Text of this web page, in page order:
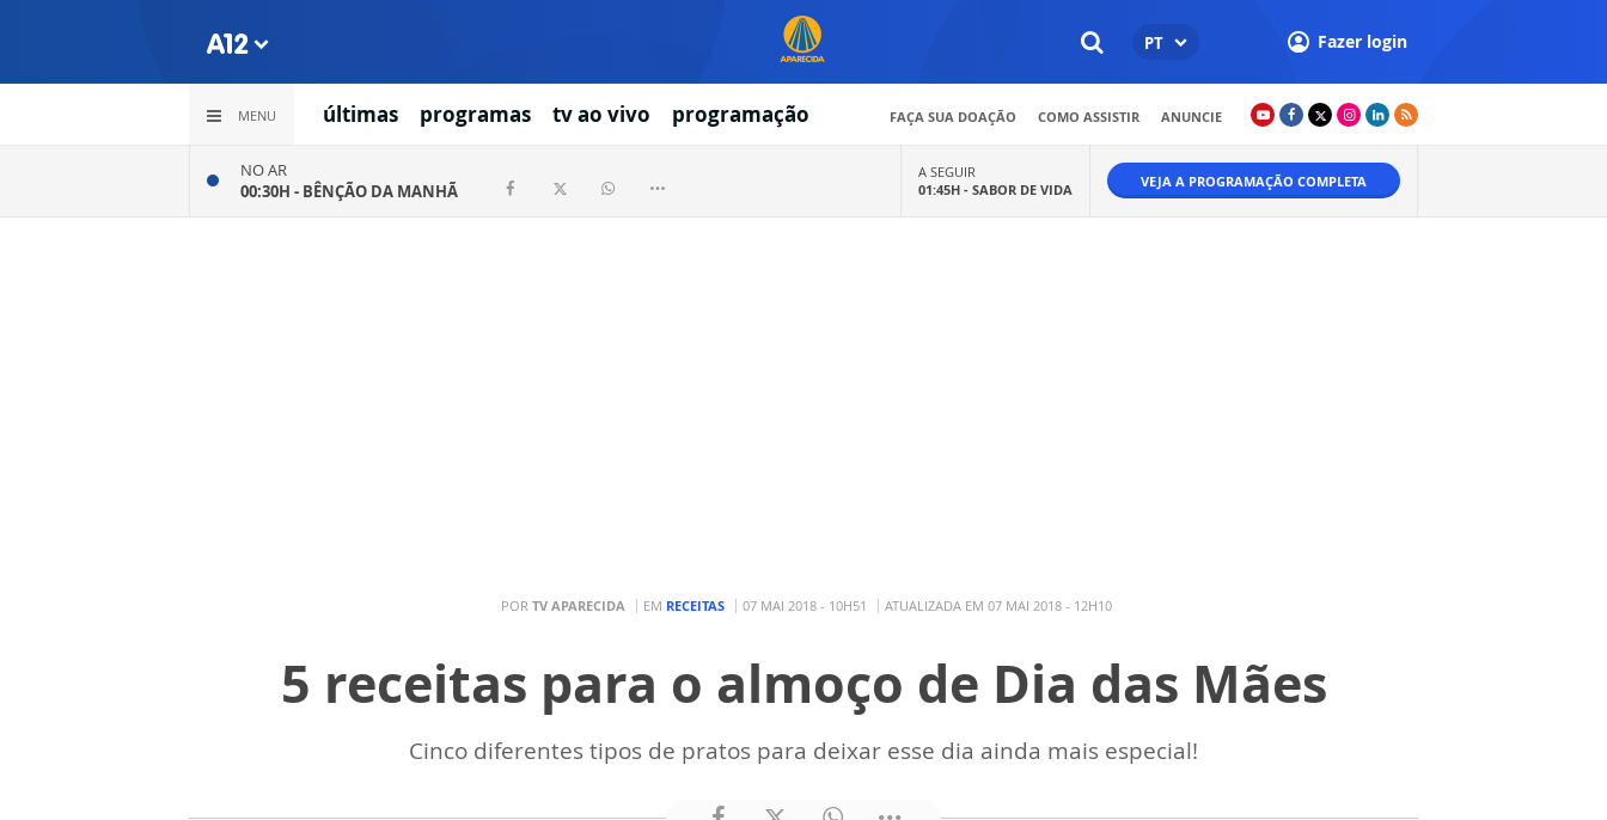
PT Fazer login
MENU últimas programas tv ao vivo programação FAÇA SUA DOAÇÃO COMO ASSISTIR ANUNCIE
NO AR
00:30H - BÊNÇÃO DA MANHÃ
A SEGUIR
01:45H - SABOR DE VIDA VEJA A PROGRAMAÇÃO COMPLETA
POR TV APARECIDA EM RECEITAS 07 MAI 2018 - 10H51 ATUALIZADA EM 07 MAI 2018 - 12H10
5 receitas para o almoço de Dia das Mães
Cinco diferentes tipos de pratos para deixar esse dia ainda mais especial!